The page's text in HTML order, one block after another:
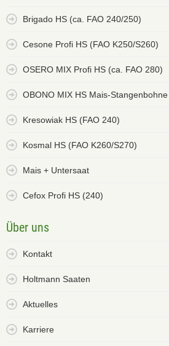
Brigado HS (ca. FAO 240/250)
Cesone Profi HS (FAO K250/S260)
OSERO MIX Profi HS (ca. FAO 280)
OBONO MIX HS Mais-Stangenbohne
Kresowiak HS (FAO 240)
Kosmal HS (FAO K260/S270)
Mais + Untersaat
Cefox Profi HS (240)
Über uns
Kontakt
Holtmann Saaten
Aktuelles
Karriere